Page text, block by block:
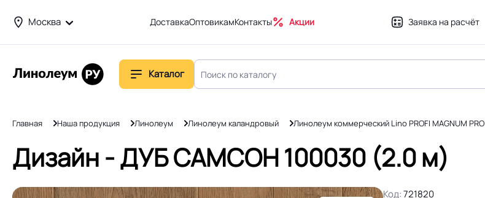
Москва ДоставкаОптовикамКонтакты Акции Заявка на расчёт
Каталог
Главная Наша продукция Линолеум Линолеум каландровый Линолеум коммерческий Lino PROFI MAGNUM PRO
Дизайн - ДУБ САМСОН 100030 (2.0 м)
Код:721820